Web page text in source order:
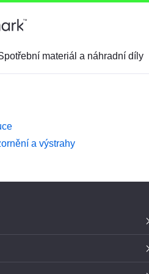
materiál a náhradní díly
a výstrahy